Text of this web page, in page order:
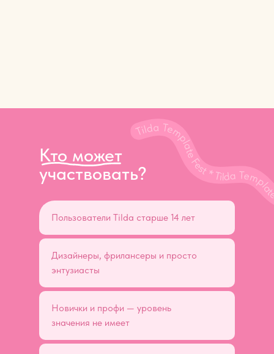
Кто может
участвовать?
Пользователи Tilda старше 14 лет
Дизайнеры, фрилансеры и просто
энтузиасты
Новички и профи — уровень
значения не имеет